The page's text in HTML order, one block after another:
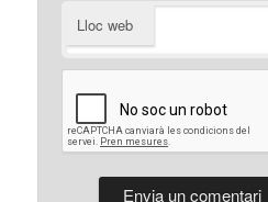
Lloc web